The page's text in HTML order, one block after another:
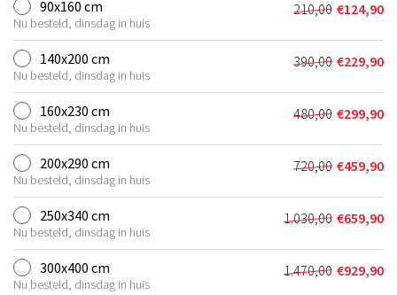
€120,00.
€69,90.
90x160 cm
Nu besteld, dinsdag in huis
210,00
prijs
was:
€210,00.
€124,90
Huidige
prijs
is:
€124,90.
140x200 cm
Nu besteld, dinsdag in huis
390,00
prijs
was:
€390,00.
€229,90
Huidige
prijs
is:
€229,90.
160x230 cm
Nu besteld, dinsdag in huis
480,00
prijs
was:
€480,00.
€299,90
Huidige
prijs
is:
€299,90.
200x290 cm
Nu besteld, dinsdag in huis
720,00
prijs
was:
€720,00.
€459,90
Huidige
prijs
is:
€459,90.
250x340 cm
Nu besteld, dinsdag in huis
1.030,00
prijs
was:
€1.030,00.
€659,90
Huidige
prijs
is:
€659,90.
300x400 cm
Nu besteld, dinsdag in huis
1.470,00 €929,90
Huidige